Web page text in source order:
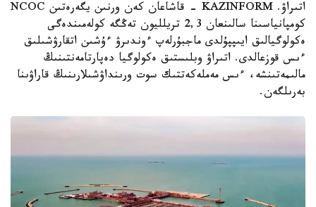
اتىراۋ. KAZINFORM - قاشاعان كەن ورنىن يگەرەتىن NCOC
كومپانياسىنا سالىنعان 2,3 تريلليون تەڭگە كولەمىندەگى
ەكولوگيالىق ايىپپۇلدى ماجبۇرلەپ ءوندىرۋ ءۇشىن اتقارۋشىلىق
ءىس قوزعالدى. اتىراۋ وبلىستىق ەكولوگيا دەپارتامەنتىنىڭ
مالىمەتىنشە، ءىس مەملەكەتتىك سوت ورىنداۋشىلارىنىڭ قاراۋىنا
بەرىلگەن.